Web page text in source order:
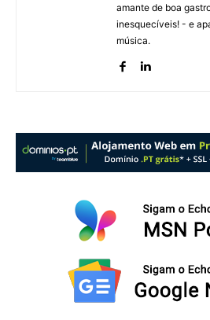
amante de boa
inesquecíveis! - e
música.